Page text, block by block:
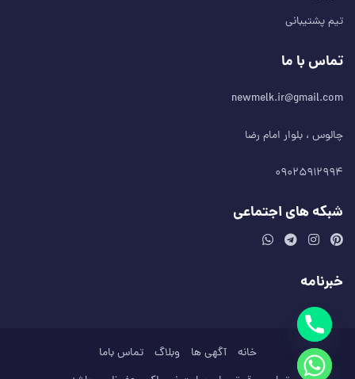
تیم پشتیبانی
تماس با ما
newmelk.ir@gmail.com
چالوس ، بلوار امام رضا
۰۹۰۲۵۹۱۲۹۹۴
شبکه های اجتماعی
خبرنامه
خانه آگهی ها وبلاگ
تماس باما